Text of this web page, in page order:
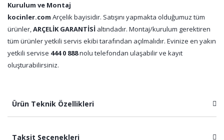
Kurulum ve Montaj
kocinler.com Arçelik bayisidir. Satışını yapmakta olduğumuz tüm
ürünler,ARÇELİK GARANTİSİ altındadır. Montaj/kurulum gerektiren
tüm ürünler yetkili servis ekibi tarafından açılmalıdır. Evinize en yakın
yetkili servise 444 0 888nolu telefondan ulaşabilir ve kayıt
oluşturabilirsiniz.
Ürün Teknik Özellikleri
Taksit Seçenekleri